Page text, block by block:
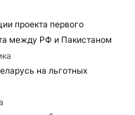
проекта первого
между РФ и Пакистаном
на льготных